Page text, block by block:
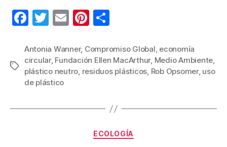
F
c
e
b
o
T
tt
er
E
ail
Pi
er
e
m
p
Etiquetas
Antonia Wanner, Compromiso Global, economía
circular, Fundación Ellen MacArthur, Medio Ambiente,
plástico neutro, residuos plásticos, Rob Opsomer, uso
de plástico
Categorías
ECOLOGÍA